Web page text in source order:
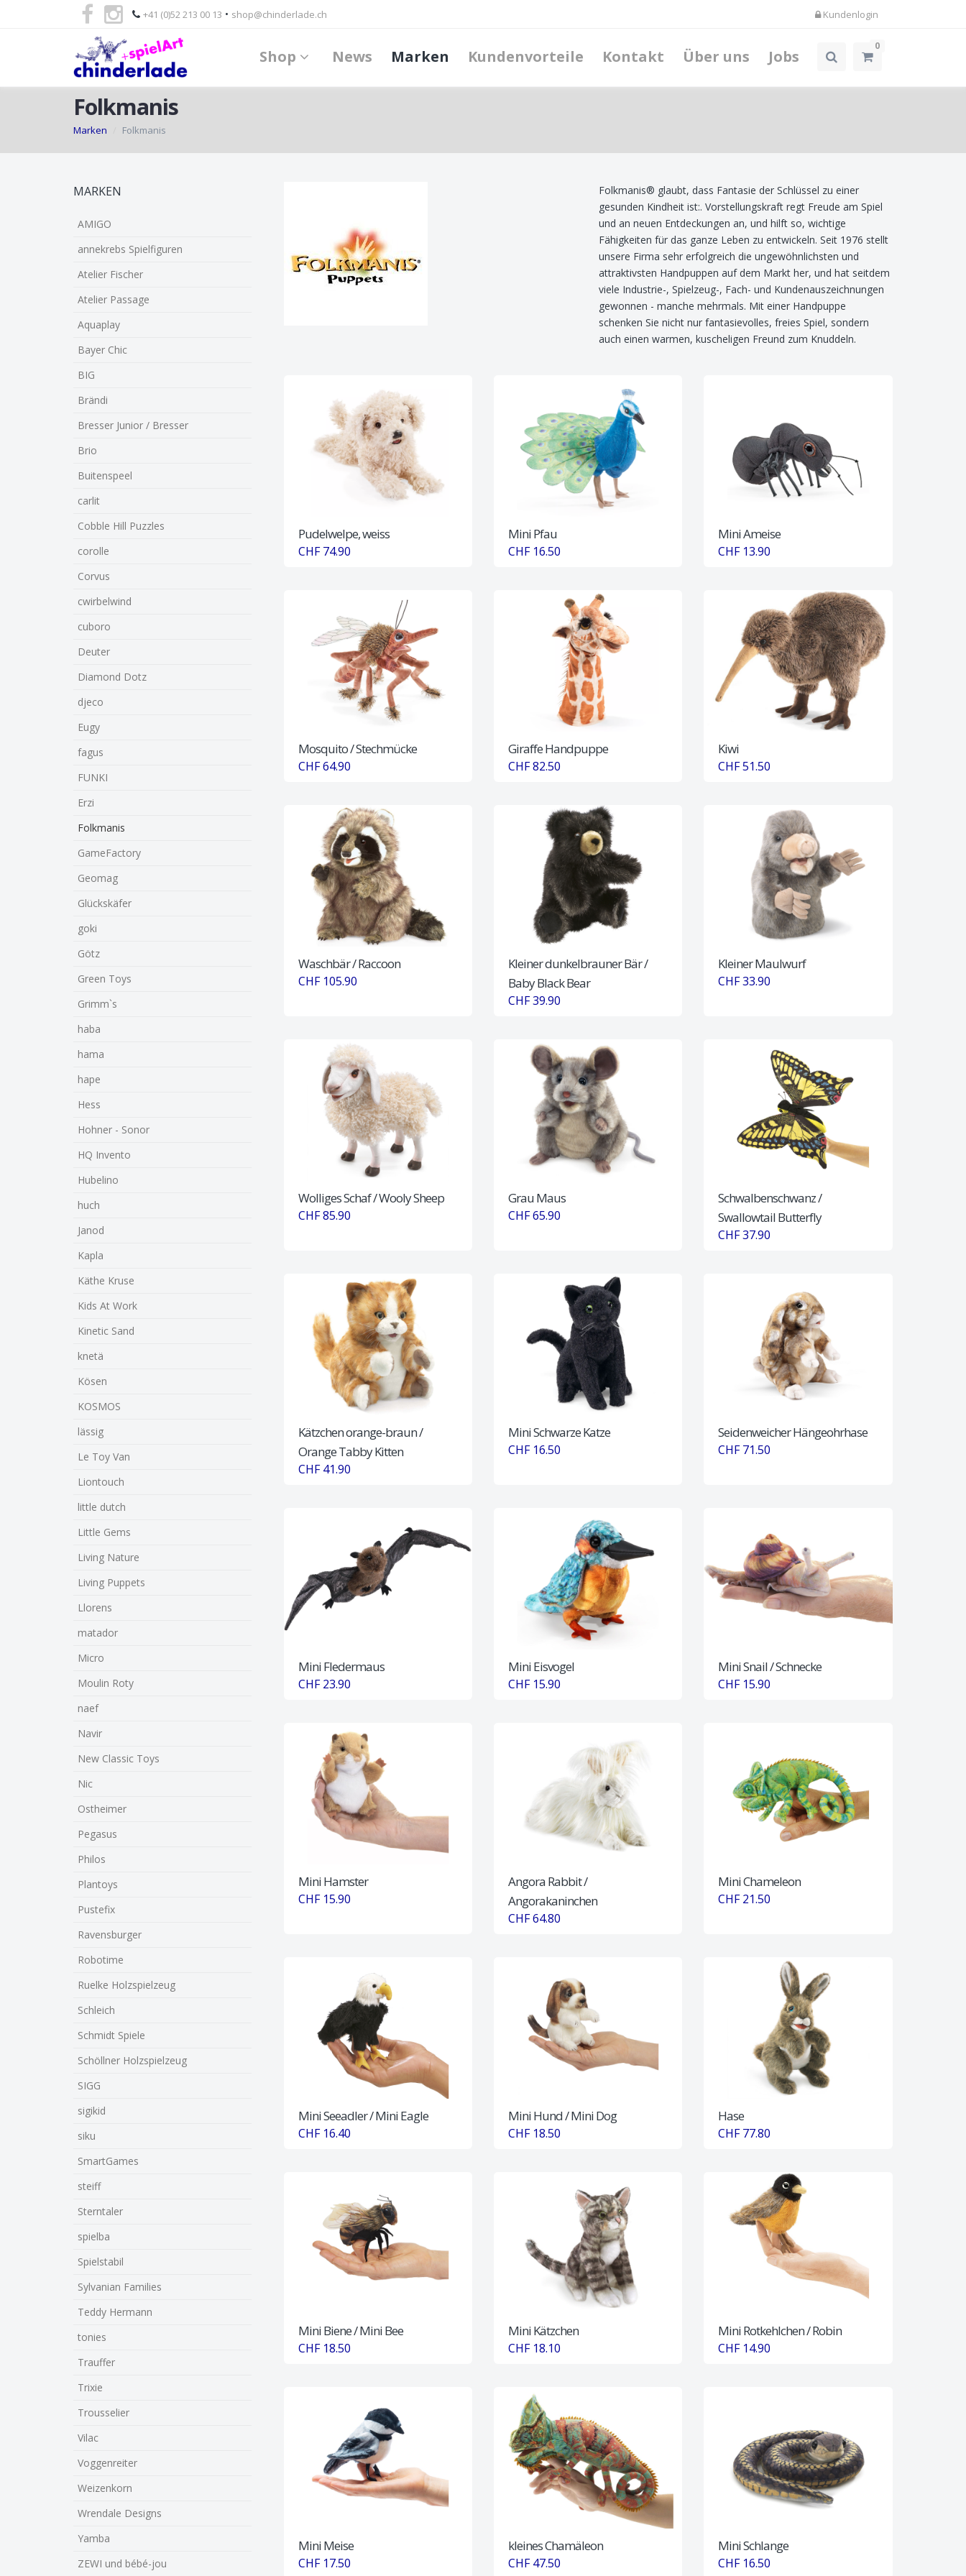
+41 (0)52 213 00 13 • shop@chinderlade.ch Kundenlogin
Shop News Marken Kundenvorteile Kontakt Über uns Jobs
0
Folkmanis
Marken Folkmanis
MARKEN
AMIGO
annekrebs Spielfiguren
Atelier Fischer
Atelier Passage
Aquaplay
Bayer Chic
BIG
Brändi
Bresser Junior / Bresser
Brio
Buitenspeel
carlit
Cobble Hill Puzzles
corolle
Corvus
cwirbelwind
cuboro
Deuter
Diamond Dotz
djeco
Eugy
fagus
FUNKI
Erzi
Folkmanis
GameFactory
Geomag
Glückskäfer
goki
Götz
Green Toys
Grimm`s
haba
hama
hape
Hess
Hohner - Sonor
HQ Invento
Hubelino
huch
Janod
Kapla
Käthe Kruse
Kids At Work
Kinetic Sand
knetä
Kösen
KOSMOS
lässig
Le Toy Van
Liontouch
little dutch
Little Gems
Living Nature
Living Puppets
Llorens
matador
Micro
Moulin Roty
naef
Navir
New Classic Toys
Nic
Ostheimer
Pegasus
Philos
Plantoys
Pustefix
Ravensburger
Robotime
Ruelke Holzspielzeug
Schleich
Schmidt Spiele
Schöllner Holzspielzeug
SIGG
sigikid
siku
SmartGames
steiff
Sterntaler
spielba
Spielstabil
Sylvanian Families
Teddy Hermann
tonies
Trauffer
Trixie
Trousselier
Vilac
Voggenreiter
Weizenkorn
Wrendale Designs
Yamba
ZEWI und bébé-jou
Folkmanis® glaubt, dass Fantasie der Schlüssel zu einer
gesunden Kindheit ist:. Vorstellungskraft regt Freude am Spiel
und an neuen Entdeckungen an, und hilft so, wichtige
Fähigkeiten für das ganze Leben zu entwickeln. Seit 1976 stellt
unsere Firma sehr erfolgreich die ungewöhnlichsten und
attraktivsten Handpuppen auf dem Markt her, und hat seitdem
viele Industrie-, Spielzeug-, Fach- und Kundenauszeichnungen
gewonnen - manche mehrmals. Mit einer Handpuppe
schenken Sie nicht nur fantasievolles, freies Spiel, sondern
auch einen warmen, kuscheligen Freund zum Knuddeln.
Pudelwelpe, weiss
CHF 74.90
Mini Pfau
CHF 16.50
Mini Ameise
CHF 13.90
Mosquito / Stechmücke
CHF 64.90
Giraffe Handpuppe
CHF 82.50
Kiwi
CHF 51.50
Waschbär / Raccoon
CHF 105.90
Kleiner dunkelbrauner Bär /
Baby Black Bear
CHF 39.90
Kleiner Maulwurf
CHF 33.90
Wolliges Schaf / Wooly Sheep
CHF 85.90
Grau Maus
CHF 65.90
Schwalbenschwanz /
Swallowtail Butterfly
CHF 37.90
Kätzchen orange-braun /
Orange Tabby Kitten
CHF 41.90
Mini Schwarze Katze
CHF 16.50
Seidenweicher Hängeohrhase
CHF 71.50
Mini Fledermaus
CHF 23.90
Mini Eisvogel
CHF 15.90
Mini Snail / Schnecke
CHF 15.90
Mini Hamster
CHF 15.90
Angora Rabbit /
Angorakaninchen
CHF 64.80
Mini Chameleon
CHF 21.50
Mini Seeadler / Mini Eagle
CHF 16.40
Mini Hund / Mini Dog
CHF 18.50
Hase
CHF 77.80
Mini Biene / Mini Bee
CHF 18.50
Mini Kätzchen
CHF 18.10
Mini Rotkehlchen / Robin
CHF 14.90
Mini Meise
CHF 17.50
kleines Chamäleon
CHF 47.50
Mini Schlange
CHF 16.50